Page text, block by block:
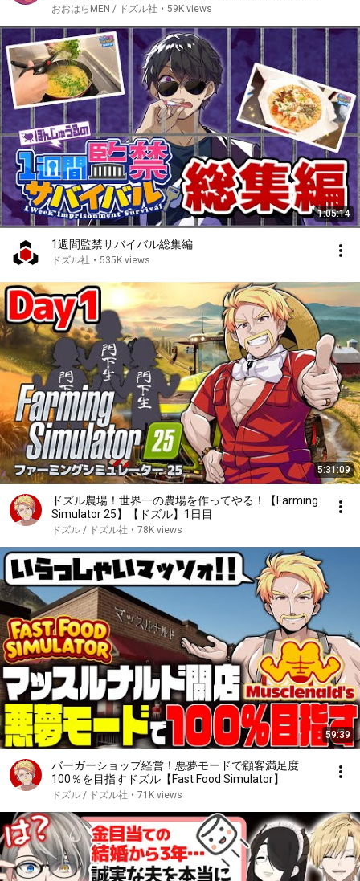
おおはらMEN / ドズル社 • 59K views
1:05:14
1週間監禁サバイバル総集編
ドズル社 • 535K views
5:31:09
ドズル農場！世界一の農場を作ってやる！【Farming
Simulator 25】【ドズル】1日目
ドズル / ドズル社 • 78K views
59:39
バーガーショップ経営！悪夢モードで顧客満足度
100％を目指すドズル【Fast Food Simulator】
ドズル / ドズル社 • 71K views